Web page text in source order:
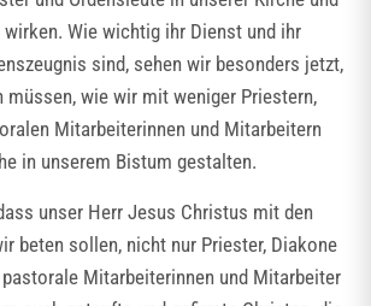
Wie wichtig ihr Dienst und ihr
sind, sehen wir besonders jetzt,
müssen, wie wir mit weniger Priestern,
Mitarbeiterinnen und Mitarbeitern
in unserem Bistum gestalten.
unser Herr Jesus Christus mit den
beten sollen, nicht nur Priester, Diakone
Mitarbeiterinnen und Mitarbeiter